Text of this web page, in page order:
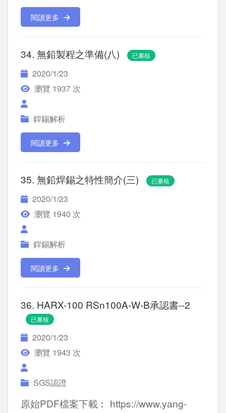
閱讀更多
34. 無鉛製程之準備(八) 已審核
2020/1/23
瀏覽 1937 次
銲錫解析
閱讀更多
35. 無鉛焊錫之特性簡介(三) 已審核
2020/1/23
瀏覽 1940 次
銲錫解析
閱讀更多
36. HARX-100 RSn100A-W-B承認書--2
已審核
2020/1/23
瀏覽 1943 次
SGS認證
原始PDF檔案下載︰ https://www.yang-